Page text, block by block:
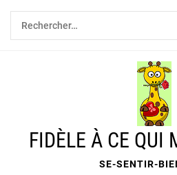
Skip
content
Rechercher :
FIDÈLE À CE QUI
SE-SENTIR-